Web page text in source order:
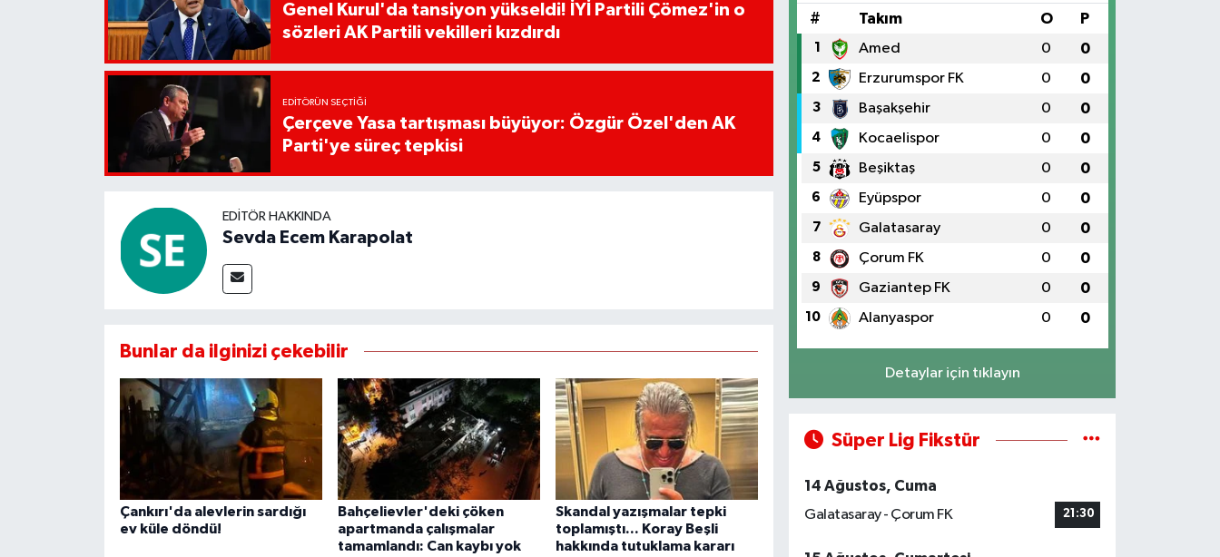
Genel Kurul'da tansiyon yükseldi! İYİ Partili Çömez'in o
sözleri AK Partili vekilleri kızdırdı
EDITÖRÜN SEÇTIĞI
Çerçeve Yasa tartışması büyüyor: Özgür Özel'den AK
Parti'ye süreç tepkisi
EDITÖR HAKKINDA
Sevda Ecem Karapolat
Bunlar da ilginizi çekebilir
Çankırı'da alevlerin sardığı
ev küle döndü!
Bahçelievler'deki çöken
apartmanda çalışmalar
tamamlandı: Can kaybı yok
Skandal yazışmalar tepki
toplamıştı... Koray Beşli
hakkında tutuklama kararı
# Takım O P
1 Amed 0 0
2 Erzurumspor FK 0 0
3 Başakşehir 0 0
4 Kocaelispor 0 0
5 Beşiktaş 0 0
6 Eyüpspor 0 0
7 Galatasaray 0 0
8 Çorum FK 0 0
9 Gaziantep FK 0 0
10 Alanyaspor 0 0
Detaylar için tıklayın
Süper Lig Fikstür
14 Ağustos, Cuma
Galatasaray - Çorum FK
21:30